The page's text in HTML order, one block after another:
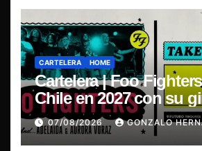
CARTELERA HOME
Cartelera | Foo
Chile en 2027 con su
Cover Tour 2027”
07/08/2026 GONZALO